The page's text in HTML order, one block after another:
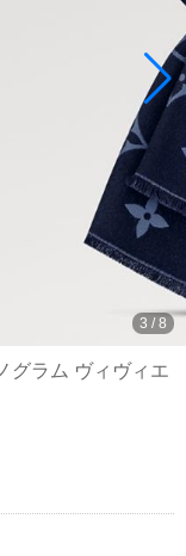
3 / 8
グラム ヴィヴィエ